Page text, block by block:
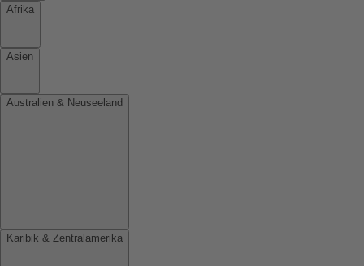
Afrika
Asien
Australien & Neuseeland
Karibik & Zentralamerika